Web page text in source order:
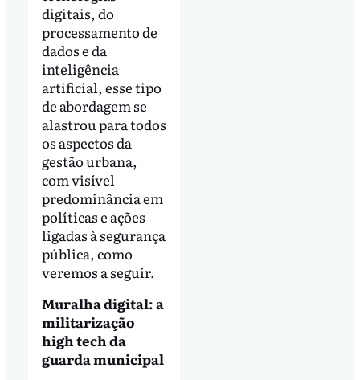
digitais, do
processamento de
dados e da
inteligência
artificial, esse tipo
de abordagem se
alastrou para todos
os aspectos da
gestão urbana,
com visível
predominância em
políticas e ações
ligadas à segurança
pública, como
veremos a seguir.
Muralha digital: a
militarização
high tech da
guarda municipal